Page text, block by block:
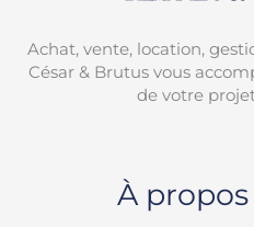
Achat, vente, location,
César & Brutus vous
de votre
À